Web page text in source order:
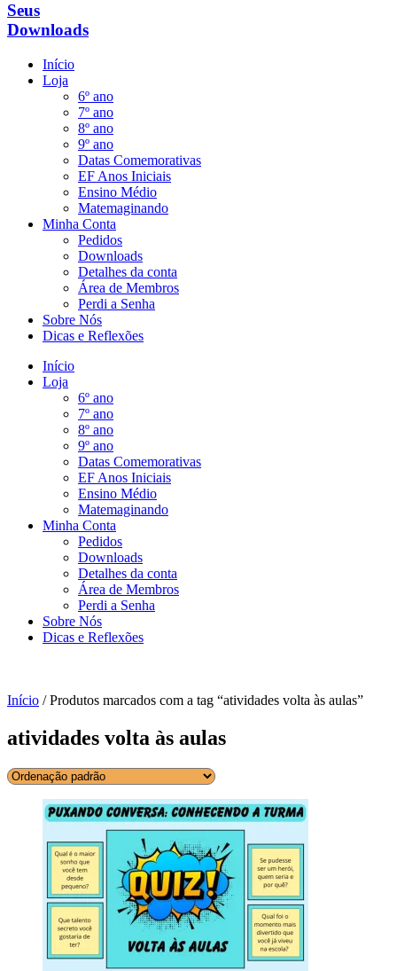
Seus
Downloads
Início
Loja
6º ano
7º ano
8º ano
9º ano
Datas Comemorativas
EF Anos Iniciais
Ensino Médio
Matemaginando
Minha Conta
Pedidos
Downloads
Detalhes da conta
Área de Membros
Perdi a Senha
Sobre Nós
Dicas e Reflexões
Início
Loja
6º ano
7º ano
8º ano
9º ano
Datas Comemorativas
EF Anos Iniciais
Ensino Médio
Matemaginando
Minha Conta
Pedidos
Downloads
Detalhes da conta
Área de Membros
Perdi a Senha
Sobre Nós
Dicas e Reflexões
Início / Produtos marcados com a tag “atividades volta às aulas”
atividades volta às aulas